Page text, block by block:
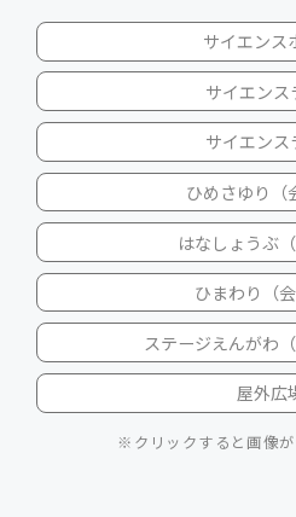
クリックすると画像が